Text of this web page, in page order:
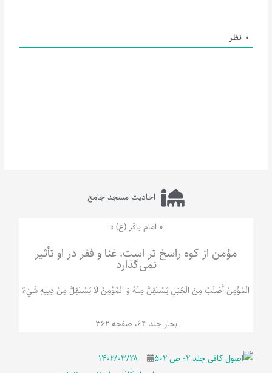
0 نظر
احادیث مسجد جامع
« امام باقر (ع) »
مؤمن از کوه راسخ تر است، غنا و فقر در او تأثیر
نمی‌گذارد
الْمُؤْمِنُ‌ أَصْلَبُ‌ مِنَ‌ الْجَبَلِ‌ یَسْتَقِلُّ مِنْهُ وَ الْمُؤْمِنُ لَا يَسْتَقِلُّ مِنْ دِينِهِ شَيْ‌ءٌ
بحار جلد 64، صفحه 362
۱۴۰۲/۰۳/۲۸